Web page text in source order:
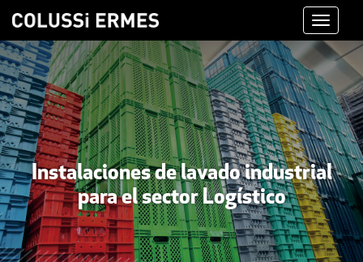
Toggle
Instalaciones de lavado industrial
para el sector Logístico